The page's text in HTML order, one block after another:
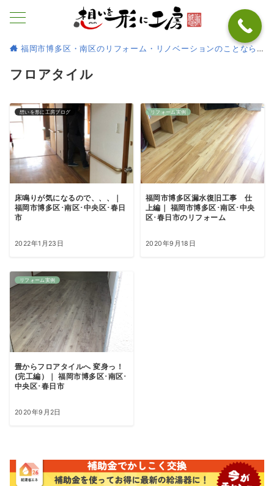
福岡市博多区・南区のリフォーム・リノベーションのことなら
フロアタイル
想いを形に工房ブログ
床鳴りが気になるので、、、｜
福岡市博多区･南区･中央区･春日
市
2022年1月23日
リフォーム実例
福岡市博多区漏水復旧工事 仕
上編｜ 福岡市博多区･南区･中央
区･春日市のリフォーム
2020年9月18日
リフォーム実例
畳からフロアタイルへ 変身っ！
(完工編）｜ 福岡市博多区･南区･
中央区･春日市
2020年9月2日